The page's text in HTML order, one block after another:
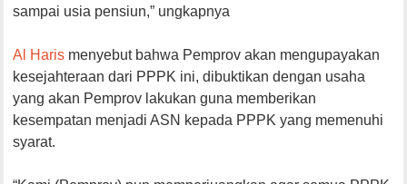
sampai usia pensiun,” ungkapnya
Al Haris menyebut bahwa Pemprov akan mengupayakan
kesejahteraan dari PPPK ini, dibuktikan dengan usaha
yang akan Pemprov lakukan guna memberikan
kesempatan menjadi ASN kepada PPPK yang memenuhi
syarat.